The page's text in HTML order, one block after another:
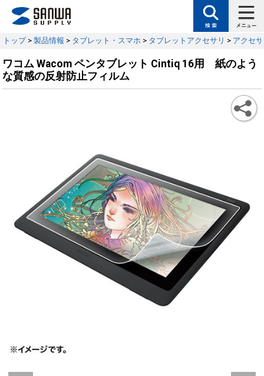
トップ> 製品情報 > タブレット・スマホ > タブレットアクセサリ > アクセ
ワコム Wacom ペンタブレット Cintiq 16用 紙のよう
な質感の反射防止フィルム